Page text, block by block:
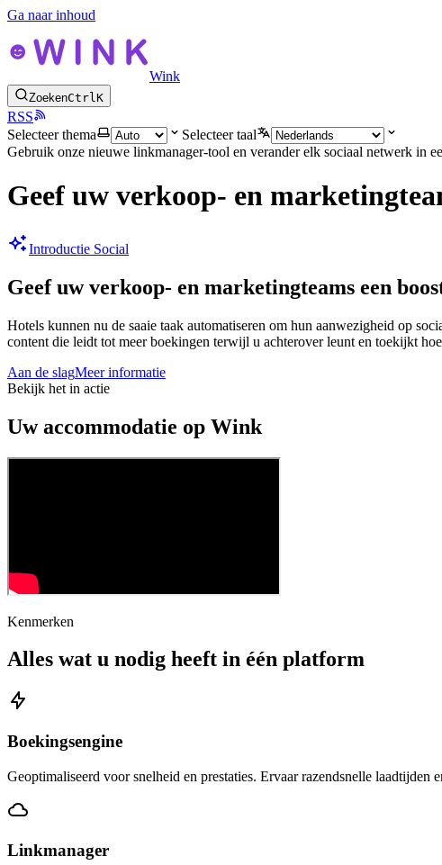
Ga naar inhoud
Wink
ZoekenCtrlK
RSS
Selecteer thema
Selecteer taal
Gebruik onze nieuwe linkmanager-tool en verander elk sociaal netwerk in
Geef uw verkoop- en
Introductie Social
Geef uw verkoop- en marketingteams een
Hotels kunnen nu de saaie taak automatiseren om hun aanwezigheid op
content die leidt tot meer boekingen terwijl u achterover leunt en toekijkt
Aan de slagMeer informatie
Bekijk het in actie
Uw accommodatie op Wink
Kenmerken
Alles wat u nodig heeft in één platform
Boekingsengine
Geoptimaliseerd voor snelheid en prestaties. Ervaar razendsnelle laadtijden
Linkmanager